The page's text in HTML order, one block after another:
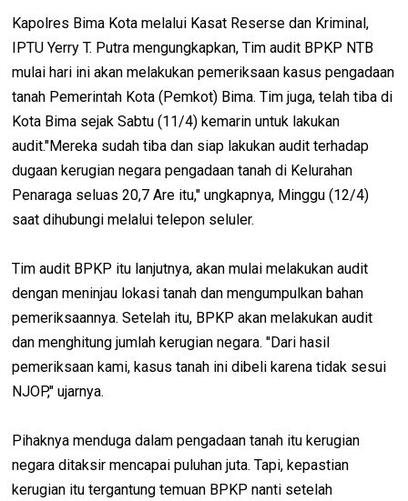
Kapolres Bima Kota melalui Kasat Reserse dan Kriminal,
IPTU Yerry T. Putra mengungkapkan, Tim audit BPKP NTB
mulai hari ini akan melakukan pemeriksaan kasus pengadaan
tanah Pemerintah Kota (Pemkot) Bima. Tim juga, telah tiba di
Kota Bima sejak Sabtu (11/4) kemarin untuk lakukan
audit."Mereka sudah tiba dan siap lakukan audit terhadap
dugaan kerugian negara pengadaan tanah di Kelurahan
Penaraga seluas 20,7 Are itu," ungkapnya, Minggu (12/4)
saat dihubungi melalui telepon seluler.
Tim audit BPKP itu lanjutnya, akan mulai melakukan audit
dengan meninjau lokasi tanah dan mengumpulkan bahan
pemeriksaannya. Setelah itu, BPKP akan melakukan audit
dan menghitung jumlah kerugian negara. "Dari hasil
pemeriksaan kami, kasus tanah ini dibeli karena tidak sesui
NJOP," ujarnya.
Pihaknya menduga dalam pengadaan tanah itu kerugian
negara ditaksir mencapai puluhan juta. Tapi, kepastian
kerugian itu tergantung temuan BPKP nanti setelah